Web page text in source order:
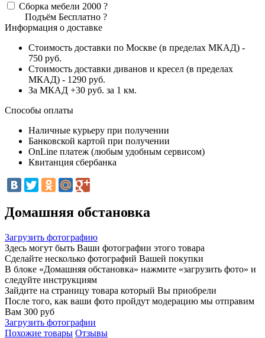
Сборка мебели 2000 ?
Подъём Бесплатно ?
Информация о доставке
Стоимость доставки по Москве (в пределах МКАД) -
750 руб.
Стоимость доставки диванов и кресел (в пределах
МКАД) - 1290 руб.
За МКАД +30 руб. за 1 км.
Способы оплаты
Наличные курьеру при получении
Банковской картой при получении
OnLine платеж (любым удобным сервисом)
Квитанция сбербанка
Домашняя обстановка
Загрузить фотографию
Здесь могут быть Ваши фотографии этого товара
Сделайте несколько фотографий Вашей покупки
В блоке «Домашняя обстановка» нажмите «загрузить фото» и
следуйте инструкциям
Зайдите на страницу товара который Вы приобрели
После того, как ваши фото пройдут модерацию мы отправим
Вам 300 руб
Загрузить фотографии
Похожие товары Отзывы